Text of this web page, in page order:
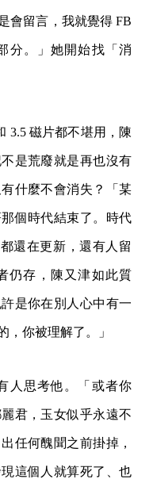
會留言，我就覺得 FB
分。」她開始找「消
3.5 磁片都不堪用，陳
是荒廢就是再也沒有
什麼不會消失？「某
個時代結束了。時代
還在更新，還有人留
存，陳又津如此質
是你在別人心中有一
，你被理解了。」
人思考他。「或者你
君，玉女似乎永遠不
任何醜聞之前掛掉，
這個人就算死了、也